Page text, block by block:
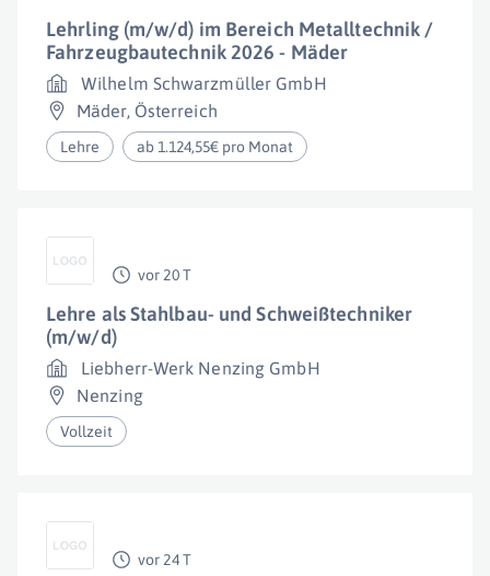
Lehrling (m/w/d) im Bereich Metalltechnik /
Fahrzeugbautechnik 2026 - Mäder
Wilhelm Schwarzmüller GmbH
Mäder, Österreich
Lehre ab 1.124,55€ pro Monat
vor 20 T
Lehre als Stahlbau- und Schweißtechniker
(m/w/d)
Liebherr-Werk Nenzing GmbH
Nenzing
Vollzeit
vor 24 T